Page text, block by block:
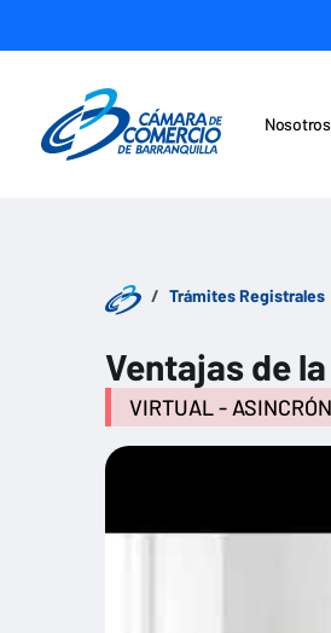
Nosotros
Trámites Registrales
Ventajas de
VIRTUAL -